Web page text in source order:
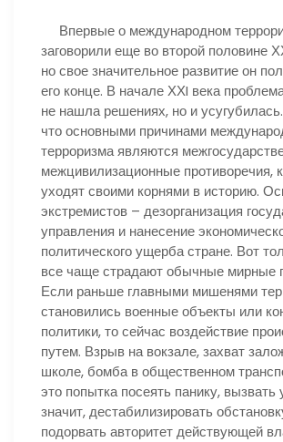
Впервые о международном
заговорили еще во второй половине
но свое значительное развитие он
его конце. В начале ХХI века
не нашла решениях, но и
что основными причинами
терроризма являются
межцивилизационные противоречия,
уходят своими корнями в историю.
экстремистов – дезорганизация
управления и нанесение
политического ущерба стране. Вот
все чаще страдают обычные мирные
Если раньше главными мишенями
становились военные объекты или
политики, то сейчас воздействие
путем. Взрыв на вокзале, захват
школе, бомба в общественном
это попытка посеять панику, вызвать
значит, дестабилизировать
подорвать авторитет действующей